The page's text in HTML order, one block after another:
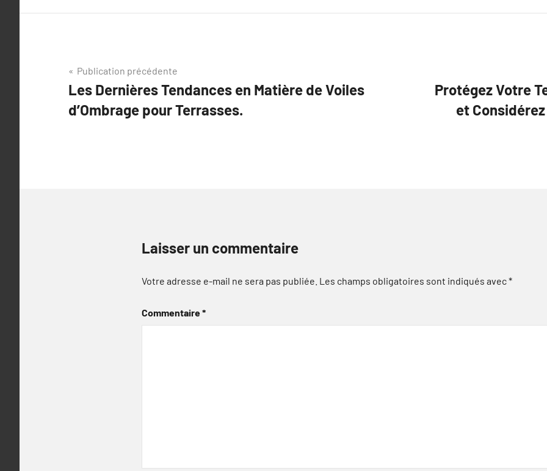
Navigation
de
l’article
Publication précédente
Les Dernières Tendances en Matière de Voiles
d’Ombrage pour Terrasses.
Protégez Votre
et
Laisser un commentaire
Votre adresse e-mail ne sera pas publiée. Les champs obligatoires sont indiqués avec*
Commentaire*